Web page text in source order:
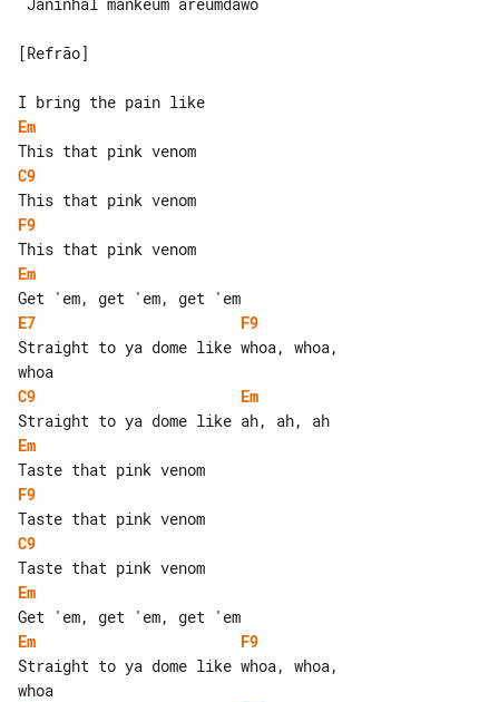
[Refrão]
Em
C9
F9
Em
E7
F9
Straight to ya dome like whoa, whoa,
C9
Em
Em
F9
C9
Em
Em
F9
Straight to ya dome like whoa, whoa,